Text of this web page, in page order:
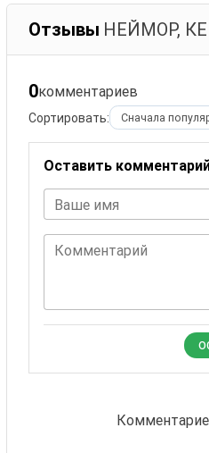
Отзывы НЕЙМОР, КЕ
0комментариев
Сортировать:
Оставить
Ваше имя
Комментарий